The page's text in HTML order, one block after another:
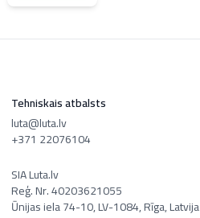
Tehniskais atbalsts
luta@luta.lv
+371 22076104
SIA Luta.lv
Reģ. Nr. 40203621055
Ūnijas iela 74-10, LV-1084, Rīga, Latvija